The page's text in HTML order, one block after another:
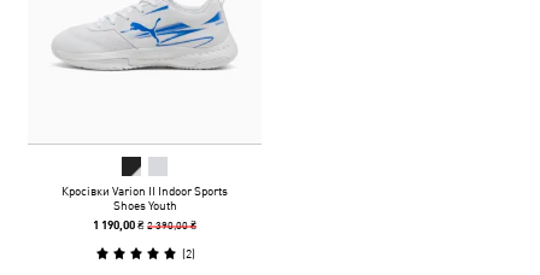
Кросівки Varion II Indoor Sports
Shoes Youth
1 190,00 ₴2 390,00 ₴
(2)